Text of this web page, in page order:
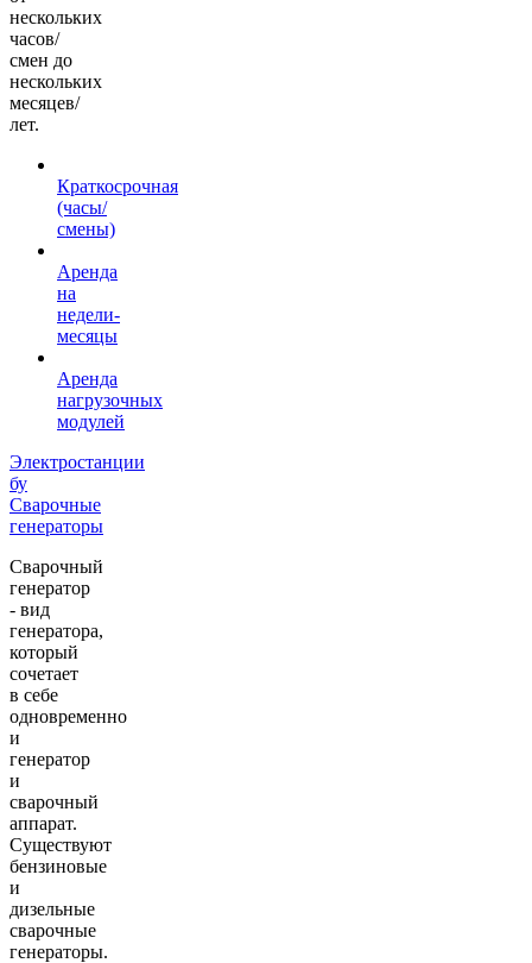
нескольких
часов/
смен до
нескольких
месяцев/
лет.
Краткосрочная
(часы/
смены)
Аренда
на
недели-
месяцы
Аренда
нагрузочных
модулей
Электростанции
бу
Сварочные
генераторы
Сварочный
генератор
- вид
генератора,
который
сочетает
в себе
одновременно
и
генератор
и
сварочный
аппарат.
Существуют
бензиновые
и
дизельные
сварочные
генераторы.